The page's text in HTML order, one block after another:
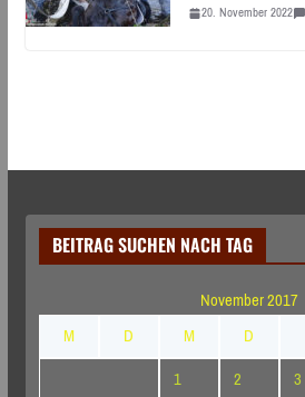
20. November 2022
BEITRAG SUCHEN NACH TAG
November 2017
M
D M D
1
2 3